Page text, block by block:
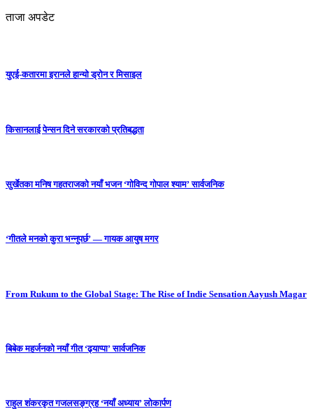
ताजा अपडेट
युएई-कतारमा इरानले हान्यो ड्रोन र मिसाइल
किसानलाई पेन्सन दिने सरकारको प्रतिबद्धता
सुर्खेतका मनिष गहतराजको नयाँ भजन ‘गोविन्द गोपाल श्याम’ सार्वजनिक
‘गीतले मनको कुरा भन्नुपर्छ’ — गायक आयुष मगर
From Rukum to the Global Stage: The Rise of Indie Sensation Aayush Magar
बिबेक महर्जनको नयाँ गीत ‘ढ्याप्पा’ सार्वजनिक
राहुल शंकरकृत गजलसङ्ग्रह ‘नयाँ अध्याय’ लोकार्पण